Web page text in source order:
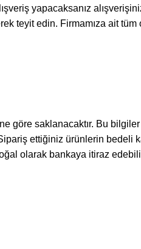
yapacaksanız
teyit edin. Firmamıza ait tüm
göre saklanacaktır. Bu
ettiğiniz ürünlerin bedeli
olarak bankaya itiraz